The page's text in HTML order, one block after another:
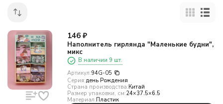
146 ₽
Наполнитель гирлянда "Маленькие будни",
микс
В наличии 9 шт.
Артикул:94G-05
Серия:день Рождения
Страна производства:Китай
Размер упаковки, см:24×37.5×6.5
Материал:Пластик